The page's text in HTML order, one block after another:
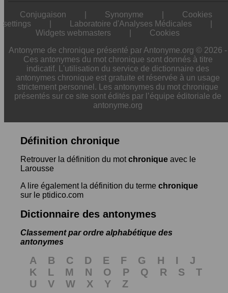
Conjugaison Synonyme
Cookies
settings
Laboratoire d'Analyses Médicales
Widgets webmasters
Cookies
Antonyme de chronique présenté par Antonyme.org © 2026 -
Ces antonymes du mot chronique sont donnés à titre
indicatif. L'utilisation du service de dictionnaire des
antonymes chronique est gratuite et réservée à un usage
strictement personnel. Les antonymes du mot chronique
présentés sur ce site sont édités par l’équipe éditoriale de
antonyme.org
Définition chronique
Retrouver la définition du motchronique avec le
Larousse
A lire également la définition du terme chronique
sur le ptidico.com
Dictionnaire des antonymes
Classement par ordre alphabétique des
antonymes
A B C D E F G H I
J
K
L M N O P Q R S
T
U
V W X Y Z